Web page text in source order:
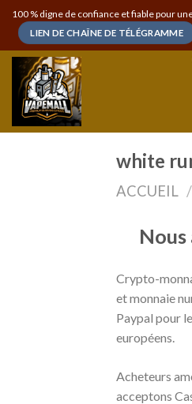
Skip
content
100 % digne de confiance et fiable pour
LIEN DE CHAÎNE DE TÉLÉGRAMME
white
ACCUEIL /
Crypto-
et monnaie
Paypal pour
européens.
Acheteurs
acceptons